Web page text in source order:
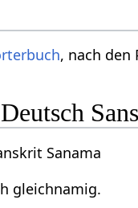
, nach den
Sanama
gleichnamig.